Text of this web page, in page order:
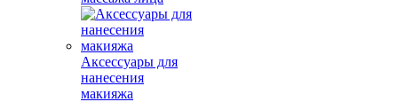
Аксессуары для
нанесения
макияжа